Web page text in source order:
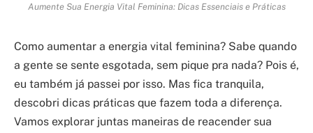
Aumente Sua Energia Vital Feminina: Dicas Essenciais e Práticas
Como aumentar a energia vital feminina? Sabe quando
a gente se sente esgotada, sem pique pra nada? Pois é,
eu também já passei por isso. Mas fica tranquila,
descobri dicas práticas que fazem toda a diferença.
Vamos explorar juntas maneiras de reacender sua